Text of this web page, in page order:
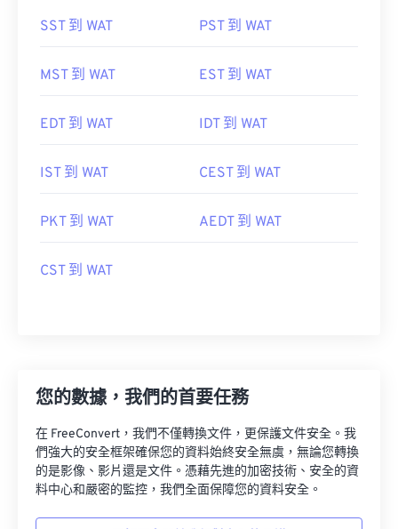
SST 到 WAT PST 到 WAT
MST 到 WAT EST 到 WAT
EDT 到 WAT IDT 到 WAT
IST 到 WAT CEST 到 WAT
PKT 到 WAT AEDT 到 WAT
CST 到 WAT
您的數據，我們的首要任務
在 FreeConvert，我們不僅轉換文件，更保護文件安全。我
們強大的安全框架確保您的資料始終安全無虞，無論您轉換
的是影像、影片還是文件。憑藉先進的加密技術、安全的資
料中心和嚴密的監控，我們全面保障您的資料安全。